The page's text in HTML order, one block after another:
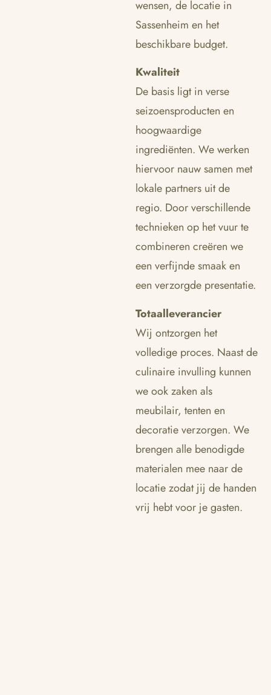
wensen, de locatie in
Sassenheim en het
beschikbare budget.
Kwaliteit
De basis ligt in verse
seizoensproducten en
hoogwaardige
ingrediënten. We werken
hiervoor nauw samen met
lokale partners uit de
regio. Door verschillende
technieken op het vuur te
combineren creëren we
een verfijnde smaak en
een verzorgde presentatie.
Totaalleverancier
Wij ontzorgen het
volledige proces. Naast de
culinaire invulling kunnen
we ook zaken als
meubilair, tenten en
decoratie verzorgen. We
brengen alle benodigde
materialen mee naar de
locatie zodat jij de handen
vrij hebt voor je gasten.